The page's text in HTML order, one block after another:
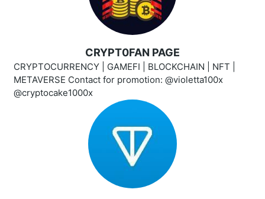
CRYPT0FAN PAGE
CRYPTOCURRENCY | GAMEFI | BLOCKCHAIN | NFT |
METAVERSE Contact for promotion: @violetta100x
@cryptocake1000x